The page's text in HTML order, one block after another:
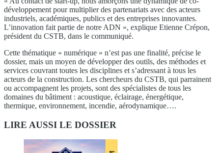
développement pour multiplier des partenariats avec des acteurs
industriels, académiques, publics et des entreprises innovantes.
L’innovation fait partie de notre ADN », explique Etienne Crépon,
président du CSTB, dans le communiqué.
Cette thématique « numérique » n’est pas une finalité, précise le
dossier, mais un moyen de développer des outils, des méthodes et
services couvrant toutes les disciplines et s’adressant à tous les
acteurs de la construction. Les chercheurs du CSTB, qui parrainent
ou accompagnent les projets, sont des spécialistes de tous les
domaines du bâtiment : acoustique, éclairage, énergétique,
thermique, environnement, incendie, aérodynamique….
LIRE AUSSI LE DOSSIER